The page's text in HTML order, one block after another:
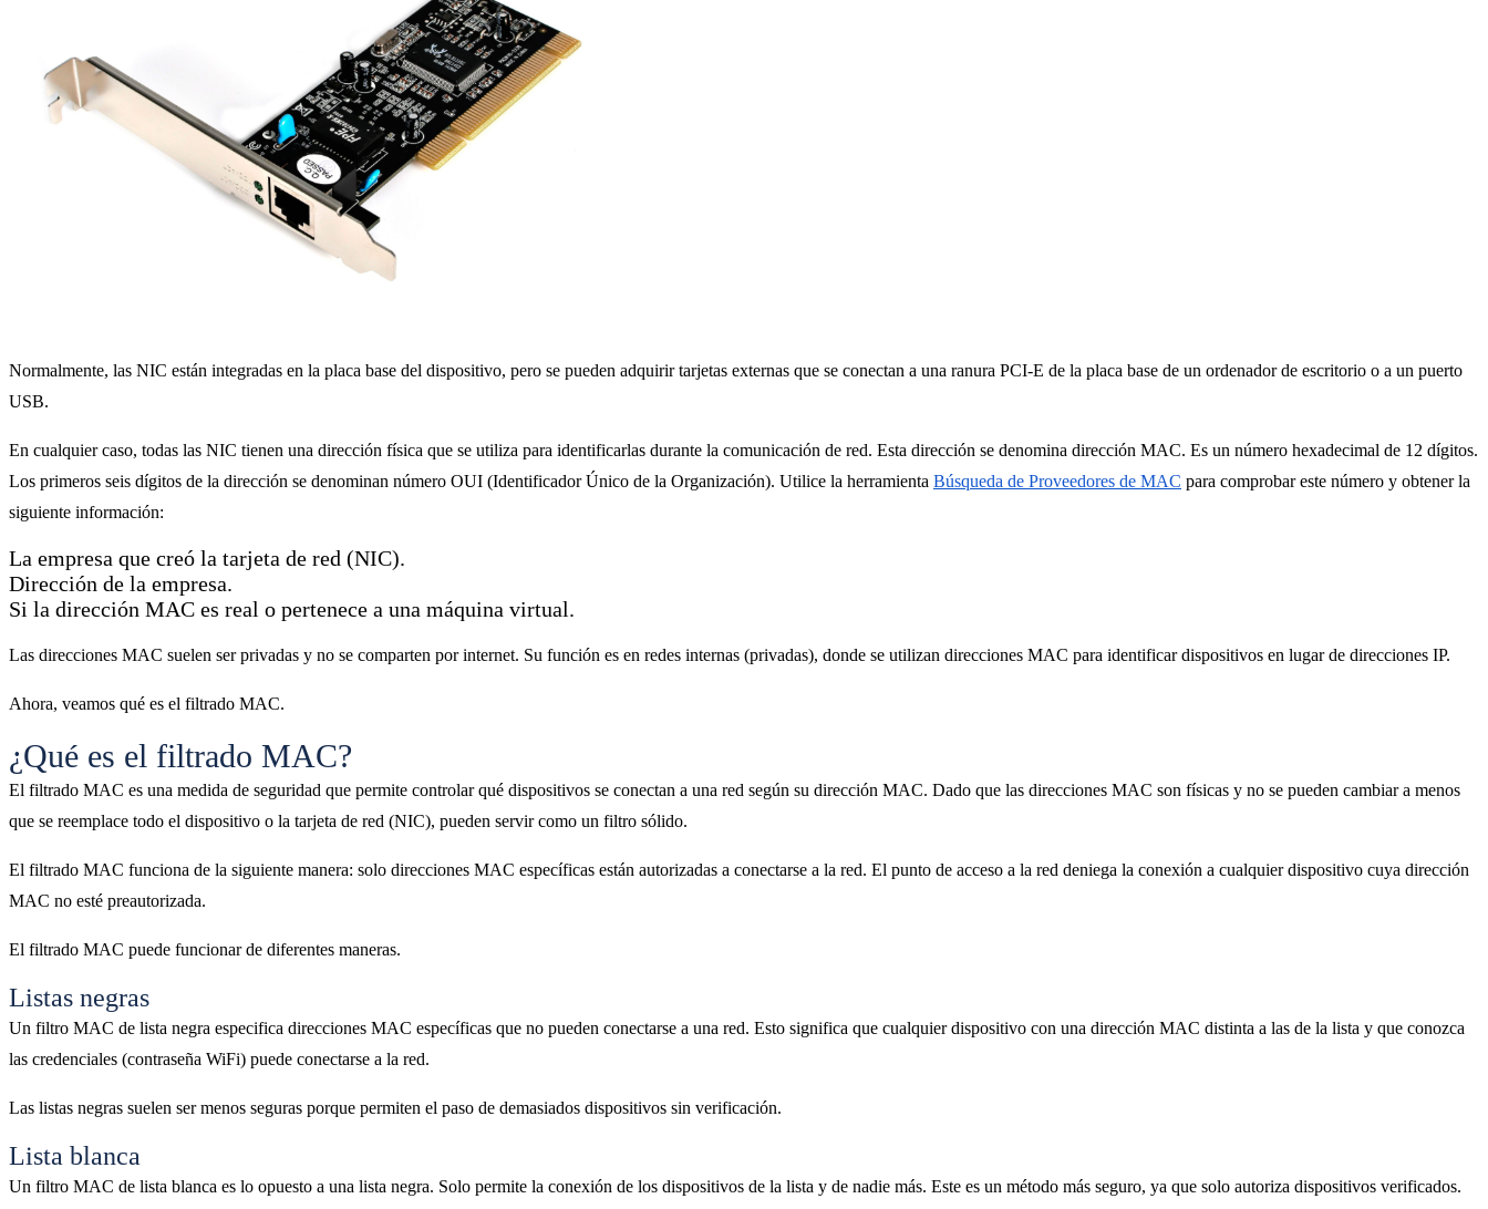
Normalmente, las NIC están integradas en la placa base del dispositivo, pero se pueden adquirir tarjetas externas que se conectan a una ranura PCI-E de la placa base de un ordenador de escritorio o a un puerto
USB.
En cualquier caso, todas las NIC tienen una dirección física que se utiliza para identificarlas durante la comunicación de red. Esta dirección se denomina dirección MAC. Es un número hexadecimal de 12 dígitos.
Los primeros seis dígitos de la dirección se denominan número OUI (Identificador Único de la Organización). Utilice la herramienta Búsqueda de Proveedores de MAC para comprobar este número y obtener la
siguiente información:
La empresa que creó la tarjeta de red (NIC).
Dirección de la empresa.
Si la dirección MAC es real o pertenece a una máquina virtual.
Las direcciones MAC suelen ser privadas y no se comparten por internet. Su función es en redes internas (privadas), donde se utilizan direcciones MAC para identificar dispositivos en lugar de direcciones IP.
Ahora, veamos qué es el filtrado MAC.
¿Qué es el filtrado MAC?
El filtrado MAC es una medida de seguridad que permite controlar qué dispositivos se conectan a una red según su dirección MAC. Dado que las direcciones MAC son físicas y no se pueden cambiar a menos
que se reemplace todo el dispositivo o la tarjeta de red (NIC), pueden servir como un filtro sólido.
El filtrado MAC funciona de la siguiente manera: solo direcciones MAC específicas están autorizadas a conectarse a la red. El punto de acceso a la red deniega la conexión a cualquier dispositivo cuya dirección
MAC no esté preautorizada.
El filtrado MAC puede funcionar de diferentes maneras.
Listas negras
Un filtro MAC de lista negra especifica direcciones MAC específicas que no pueden conectarse a una red. Esto significa que cualquier dispositivo con una dirección MAC distinta a las de la lista y que conozca
las credenciales (contraseña WiFi) puede conectarse a la red.
Las listas negras suelen ser menos seguras porque permiten el paso de demasiados dispositivos sin verificación.
Lista blanca
Un filtro MAC de lista blanca es lo opuesto a una lista negra. Solo permite la conexión de los dispositivos de la lista y de nadie más. Este es un método más seguro, ya que solo autoriza dispositivos verificados.